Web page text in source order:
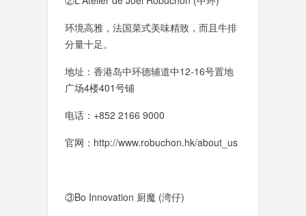
环境高雅，法国菜式美味精致，而且牛排
分量十足。
地址：香港岛中环德辅道中12-16号置地
广场4楼401号铺
电话：+852 2166 9000
官网：http://www.robuchon.hk/about_us
③Bo Innovation 厨魔 (湾仔)